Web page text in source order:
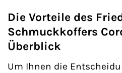
Die Vorteile des
Schmuckkoffers
Überblick
Um Ihnen die